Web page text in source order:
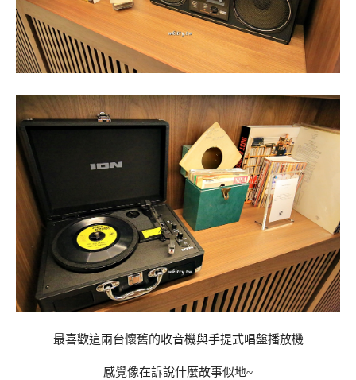
最喜歡這兩台懷舊的收音機與手提式唱盤播放機
感覺像在訴說什麼故事似地~